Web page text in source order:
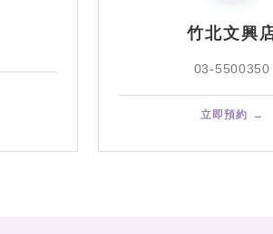
竹北文興
03-5500350
立即預約 →